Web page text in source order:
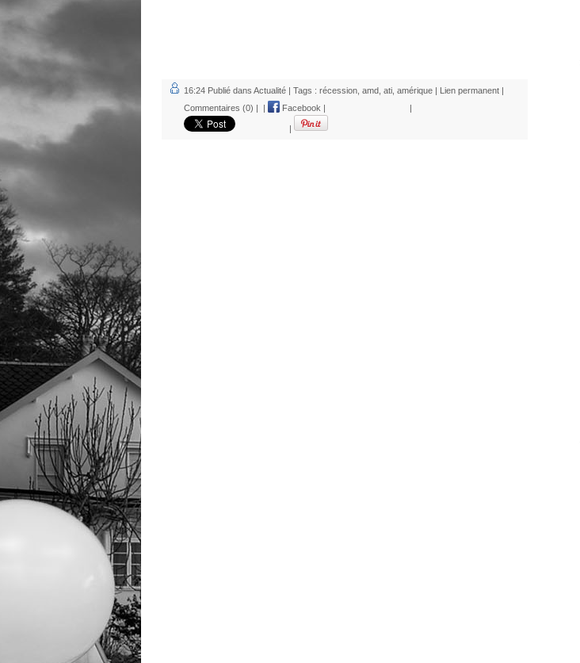
16:24 Publié dans Actualité | Tags : récession amd ati amérique | Lien permanent |
Commentaires (0) | | Facebook | |
|